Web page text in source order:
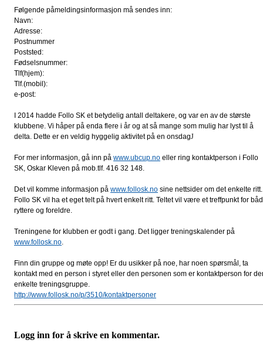
Følgende påmeldingsinformasjon må sendes inn:
Navn:
Adresse:
Postnummer
Poststed:
Fødselsnummer:
Tlf(hjem):
Tlf.(mobil):
e-post:
I 2014 hadde Follo SK et betydelig antall deltakere, og var en av de største
klubbene. Vi håper på enda flere i år og at så mange som mulig har lyst til å
delta. Dette er en veldig hyggelig aktivitet på en onsdagJ
For mer informasjon, gå inn på www.ubcup.no eller ring kontaktperson i Follo
SK, Oskar Kleven på mob.tlf. 416 32 148.
Det vil komme informasjon på www.follosk.no sine nettsider om det enkelte ritt.
Follo SK vil ha et eget telt på hvert enkelt ritt. Teltet vil være et treffpunkt for
ryttere og foreldre.
Treningene for klubben er godt i gang. Det ligger treningskalender på
www.follosk.no
Finn din gruppe og møte opp! Er du usikker på noe, har noen spørsmål, ta
kontakt med en person i styret eller den personen som er kontaktperson for
enkelte treningsgruppe.
http://www.follosk.no/p/3510/kontaktpersoner
Logg inn for å skrive en kommentar.